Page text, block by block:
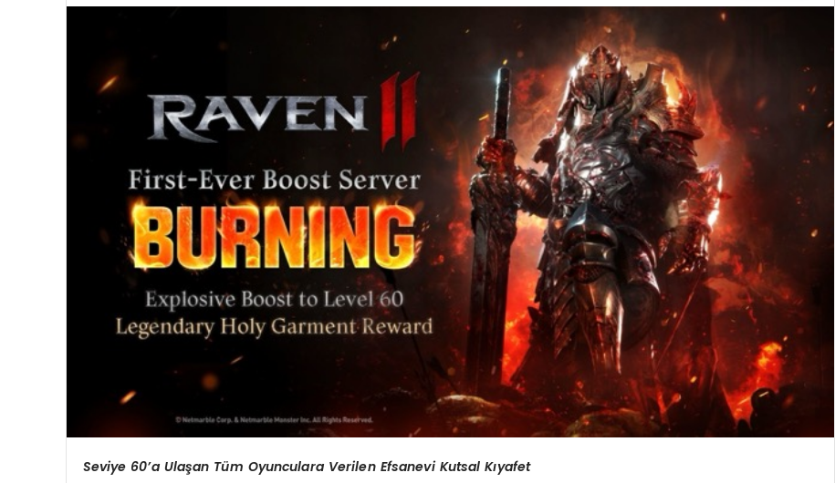
Seviye 60’a Ulaşan Tüm Oyunculara Verilen Efsanevi Kutsal Kıyafet